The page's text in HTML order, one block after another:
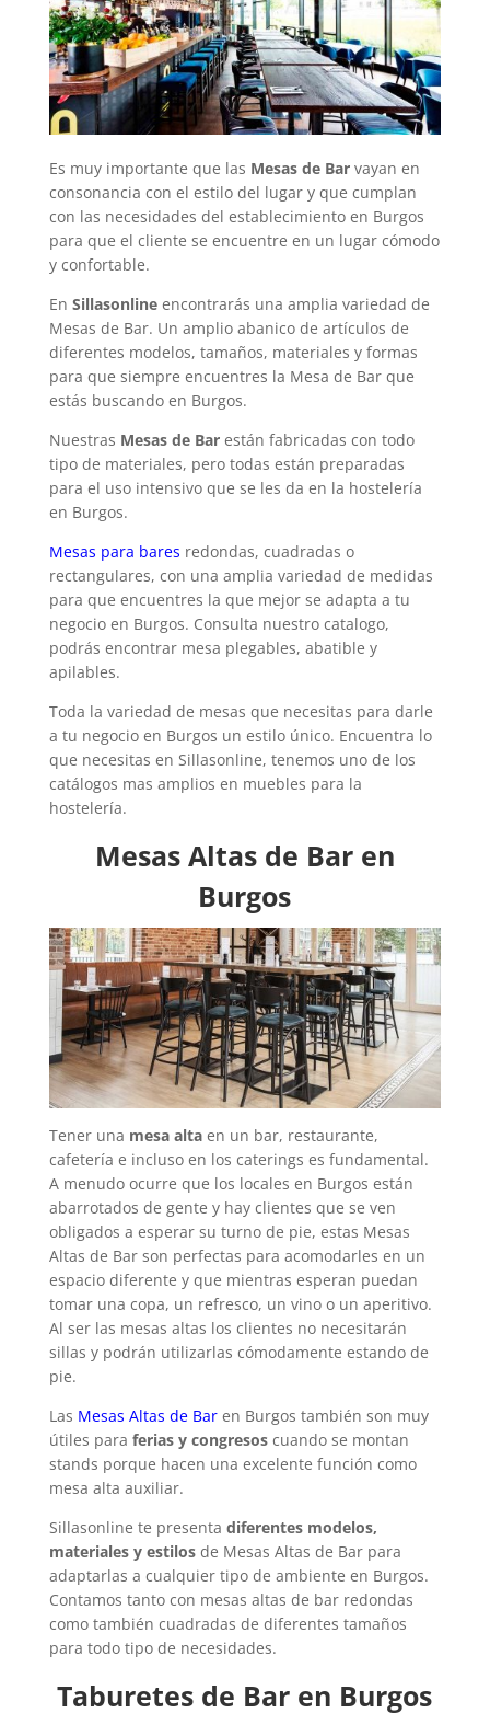
Es muy importante que las Mesas de Barvayan en
consonancia con el estilo del lugar y que cumplan
con las necesidades del establecimiento en Burgos
para que el cliente se encuentre en un lugar cómodo
y confortable.
En Sillasonlineencontrarás una amplia variedad de
Mesas de Bar. Un amplio abanico de artículos de
diferentes modelos, tamaños, materiales y formas
para que siempre encuentres la Mesa de Bar que
estás buscando en Burgos.
Nuestras Mesas de Barestán fabricadas con todo
tipo de materiales, pero todas están preparadas
para el uso intensivo que se les da en la hostelería
en Burgos.
Mesas para bares redondas, cuadradas o
rectangulares, con una amplia variedad de medidas
para que encuentres la que mejor se adapta a tu
negocio en Burgos. Consulta nuestro catalogo,
podrás encontrar mesa plegables, abatible y
apilables.
Toda la variedad de mesas que necesitas para darle
a tu negocio en Burgos un estilo único. Encuentra lo
que necesitas en Sillasonline, tenemos uno de los
catálogos mas amplios en muebles para la
hostelería.
Mesas Altas de Bar en
Burgos
Tener una mesa altaen un bar, restaurante,
cafetería e incluso en los caterings es fundamental.
A menudo ocurre que los locales en Burgos están
abarrotados de gente y hay clientes que se ven
obligados a esperar su turno de pie, estas Mesas
Altas de Bar son perfectas para acomodarles en un
espacio diferente y que mientras esperan puedan
tomar una copa, un refresco, un vino o un aperitivo.
Al ser las mesas altas los clientes no necesitarán
sillas y podrán utilizarlas cómodamente estando de
pie.
Las Mesas Altas de Baren Burgos también son muy
útiles para ferias y congresoscuando se montan
stands porque hacen una excelente función como
mesa alta auxiliar.
Sillasonline te presenta diferentes modelos,
materiales y estilosde Mesas Altas de Bar para
adaptarlas a cualquier tipo de ambiente en Burgos.
Contamos tanto con mesas altas de bar redondas
como también cuadradas de diferentes tamaños
para todo tipo de necesidades.
Taburetes de Bar en Burgos